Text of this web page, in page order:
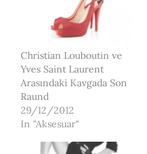
Christian Louboutin ve
Yves Saint Laurent
Arasındaki Kavgada Son
Raund
29/12/2012
In "Aksesuar"